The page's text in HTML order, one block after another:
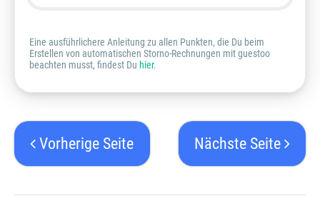
Eine ausführlichere Anleitung zu allen Punkten, die Du beim
Erstellen von automatischen Storno-Rechnungen mit guestoo
beachten musst, findest Du hier.
Vorherige Seite Nächste Seite